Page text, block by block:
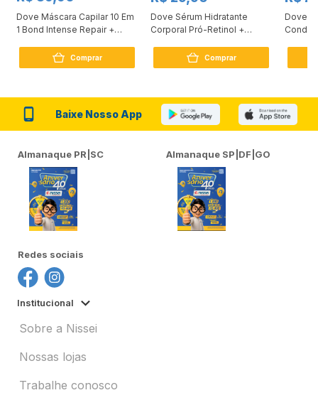
Dove Máscara Capilar 10 Em
1 Bond Intense Repair +
Comprar
Dove Sérum Hidratante
Corporal Pró-Retinol +
Comprar
Dove
Baixe Nosso App
Almanaque PR|SC Almanaque SP|DF|GO
Redes sociais
Institucional
Sobre a Nissei
Nossas lojas
Trabalhe conosco